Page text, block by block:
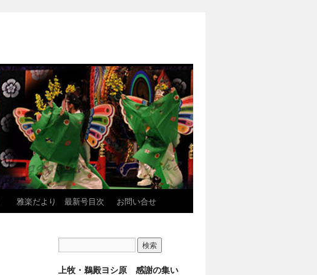
雅楽だより 最新号目次 お問い合せ
上牧・鵜殿ヨシ原 感謝の集い